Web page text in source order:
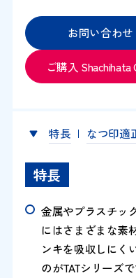
お問い合わせ
ご購入 Shachihata
特長 なつ印適
特長
金属やプラスチッ
にはさまざまな素
ンキを吸収しにく
のがTATシリーズ